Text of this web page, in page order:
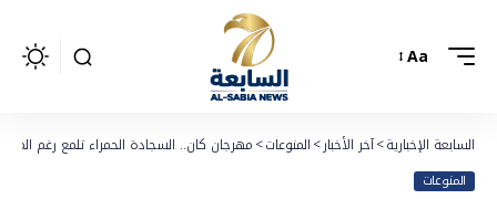
Aa
السابعة الإخبارية>آخر الأخبار>المنوعات>مهرجان كان.. السجادة الحمراء تلمع رغم
المنوعات